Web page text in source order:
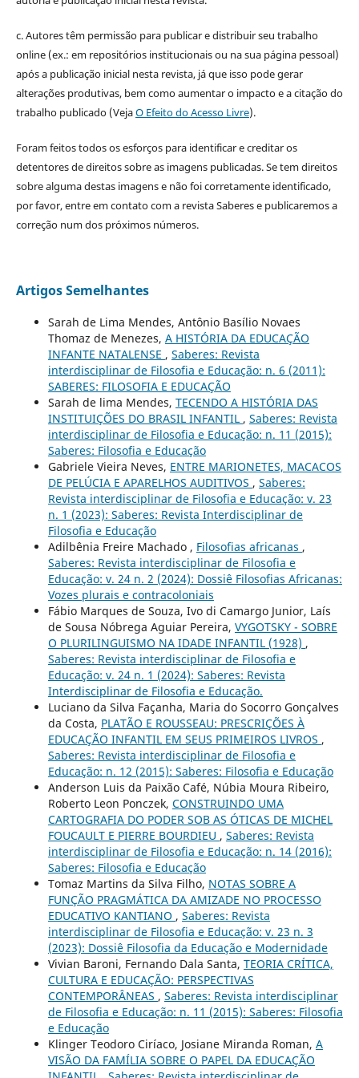
c. Autores têm permissão para publicar e distribuir seu trabalho
online (ex.: em repositórios institucionais ou na sua página pessoal)
após a publicação inicial nesta revista, já que isso pode gerar
alterações produtivas, bem como aumentar o impacto e a citação do
trabalho publicado (VejaO Efeito do Acesso Livre).
Foram feitos todos os esforços para identificar e creditar os
detentores de direitos sobre as imagens publicadas. Se tem direitos
sobre alguma destas imagens e não foi corretamente identificado,
por favor, entre em contato com a revista Saberes e publicaremos a
correção num dos próximos números.
Artigos Semelhantes
Sarah de Lima Mendes, Antônio Basílio Novaes
Thomaz de Menezes, A HISTÓRIA DA EDUCAÇÃO
INFANTE NATALENSE , Saberes: Revista
interdisciplinar de Filosofia e Educação: n. 6 (2011):
SABERES: FILOSOFIA E EDUCAÇÃO
Sarah de lima Mendes, TECENDO A HISTÓRIA DAS
INSTITUIÇÕES DO BRASIL INFANTIL , Saberes: Revista
interdisciplinar de Filosofia e Educação: n. 11 (2015):
Saberes: Filosofia e Educação
Gabriele Vieira Neves, ENTRE MARIONETES, MACACOS
DE PELÚCIA E APARELHOS AUDITIVOS , Saberes:
Revista interdisciplinar de Filosofia e Educação: v. 23
n. 1 (2023): Saberes: Revista Interdisciplinar de
Filosofia e Educação
Adilbênia Freire Machado , Filosofias africanas ,
Saberes: Revista interdisciplinar de Filosofia e
Educação: v. 24 n. 2 (2024): Dossiê Filosofias Africanas:
Vozes plurais e contracoloniais
Fábio Marques de Souza, Ivo di Camargo Junior, Laís
de Sousa Nóbrega Aguiar Pereira, VYGOTSKY - SOBRE
O PLURILINGUISMO NA IDADE INFANTIL (1928) ,
Saberes: Revista interdisciplinar de Filosofia e
Educação: v. 24 n. 1 (2024): Saberes: Revista
Interdisciplinar de Filosofia e Educação.
Luciano da Silva Façanha, Maria do Socorro Gonçalves
da Costa, PLATÃO E ROUSSEAU: PRESCRIÇÕES À
EDUCAÇÃO INFANTIL EM SEUS PRIMEIROS LIVROS ,
Saberes: Revista interdisciplinar de Filosofia e
Educação: n. 12 (2015): Saberes: Filosofia e Educação
Anderson Luis da Paixão Café, Núbia Moura Ribeiro,
Roberto Leon Ponczek, CONSTRUINDO UMA
CARTOGRAFIA DO PODER SOB AS ÓTICAS DE MICHEL
FOUCAULT E PIERRE BOURDIEU , Saberes: Revista
interdisciplinar de Filosofia e Educação: n. 14 (2016):
Saberes: Filosofia e Educação
Tomaz Martins da Silva Filho, NOTAS SOBRE A
FUNÇÃO PRAGMÁTICA DA AMIZADE NO PROCESSO
EDUCATIVO KANTIANO , Saberes: Revista
interdisciplinar de Filosofia e Educação: v. 23 n. 3
(2023): Dossiê Filosofia da Educação e Modernidade
Vivian Baroni, Fernando Dala Santa, TEORIA CRÍTICA,
CULTURA E EDUCAÇÃO: PERSPECTIVAS
CONTEMPORÂNEAS , Saberes: Revista interdisciplinar
de Filosofia e Educação: n. 11 (2015): Saberes: Filosofia
e Educação
Klinger Teodoro Ciríaco, Josiane Miranda Roman, A
VISÃO DA FAMÍLIA SOBRE O PAPEL DA EDUCAÇÃO